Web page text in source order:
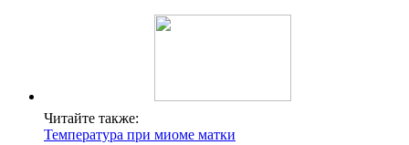
Читайте также:
Температура при миоме матки